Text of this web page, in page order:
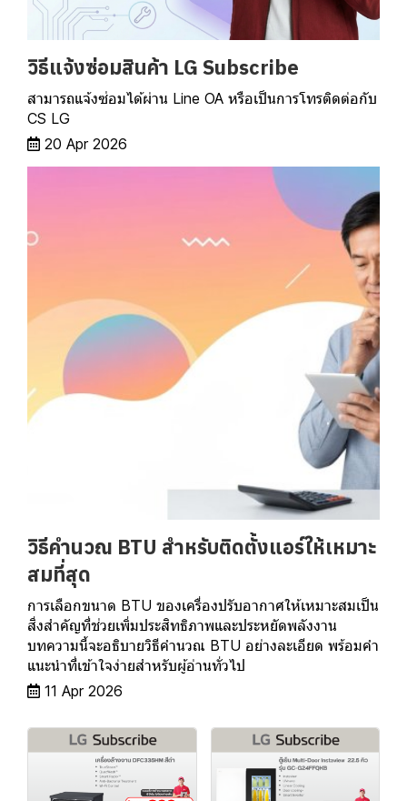
วิธีแจ้งซ่อมสินค้า LG Subscribe
สามารถแจ้งซ่อมได้ผ่าน Line OA หรือเป็นการโทรติดต่อกับ
CS LG
20 Apr 2026
วิธีคำนวณ BTU สำหรับติดตั้งแอร์ให้เหมาะ
สมที่สุด
การเลือกขนาด BTU ของเครื่องปรับอากาศให้เหมาะสมเป็น
สิ่งสำคัญที่ช่วยเพิ่มประสิทธิภาพและประหยัดพลังงาน
บทความนี้จะอธิบายวิธีคำนวณ BTU อย่างละเอียด พร้อมคำ
แนะนำที่เข้าใจง่ายสำหรับผู้อ่านทั่วไป
11 Apr 2026